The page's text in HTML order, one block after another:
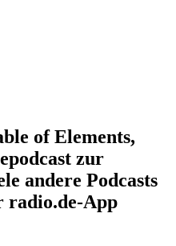
of Elements,
zur
andere Podcasts
radio.de-App